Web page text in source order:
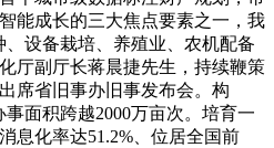
能成长的三大焦点要素之一，我
、设备栽培、养殖业、农机配备
厅副厅长蒋晨捷先生，持续鞭策
席省旧事办旧事发布会。构
面积跨越2000万亩次。培育一
息化率达51.2%、位居全国前